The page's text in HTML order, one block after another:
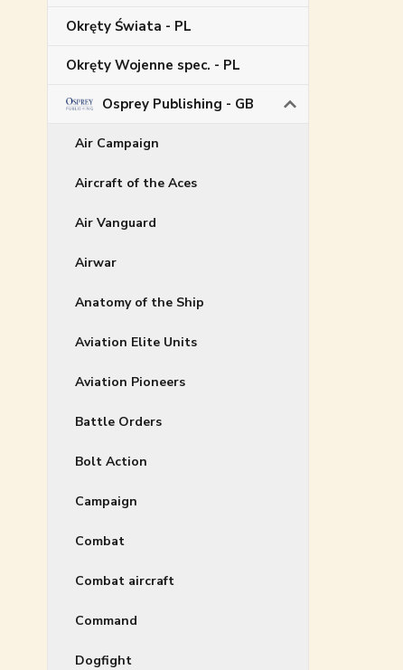
Okręty Świata - PL
Okręty Wojenne spec. - PL
Osprey Publishing - GB
Air Campaign
Aircraft of the Aces
Air Vanguard
Airwar
Anatomy of the Ship
Aviation Elite Units
Aviation Pioneers
Battle Orders
Bolt Action
Campaign
Combat
Combat aircraft
Command
Dogfight